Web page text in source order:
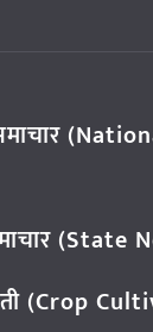
समाचार
(State
(Crop